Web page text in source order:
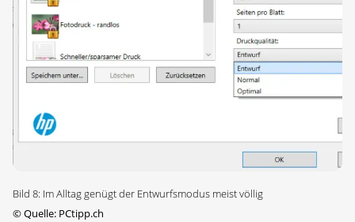
Bild 8: Im Alltag genügt der Entwurfsmodus meist völlig
©Quelle: PCtipp.ch